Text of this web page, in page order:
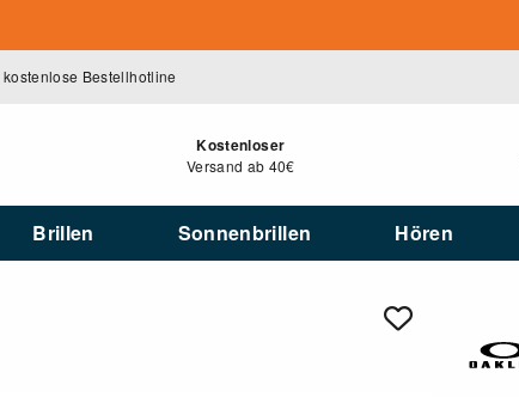
kostenlose Bestellhotline
Kostenloser
Versand ab 40€
Brillen Sonnenbrillen Hören